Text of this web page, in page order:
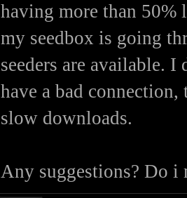
having more than 50%
my seedbox is going
seeders are available.
have a bad
slow downloads.
Any suggestions? Do i